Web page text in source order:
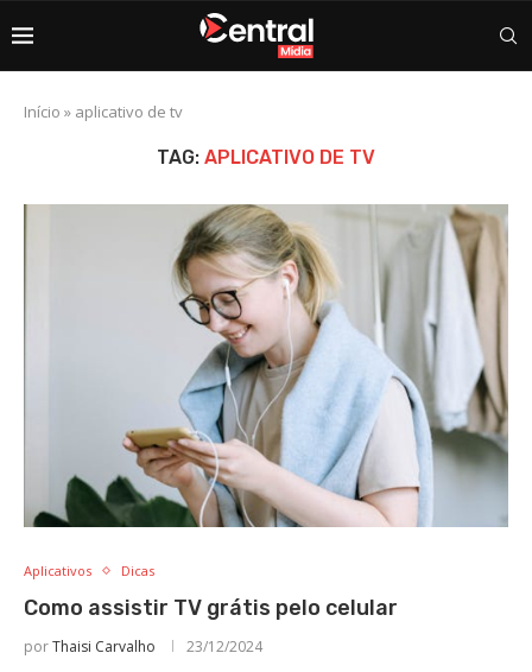
Início » aplicativo de tv
TAG: APLICATIVO DE TV
Aplicativos Dicas
Como assistir TV grátis pelo celular
porThaisi Carvalho 23/12/2024